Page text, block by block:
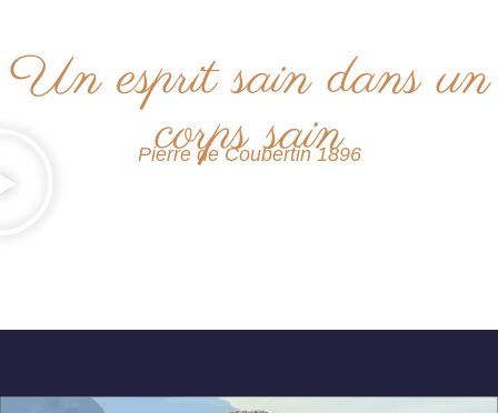
Un esprit sain dans un
corps sain
Pierre de Coubertin 1896